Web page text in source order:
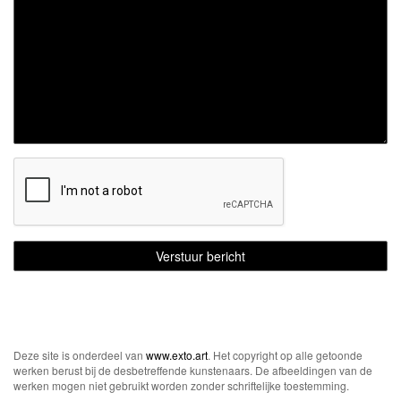
Deze site is onderdeel van www.exto.art. Het copyright op alle getoonde
werken berust bij de desbetreffende kunstenaars. De afbeeldingen van de
werken mogen niet gebruikt worden zonder schriftelijke toestemming.